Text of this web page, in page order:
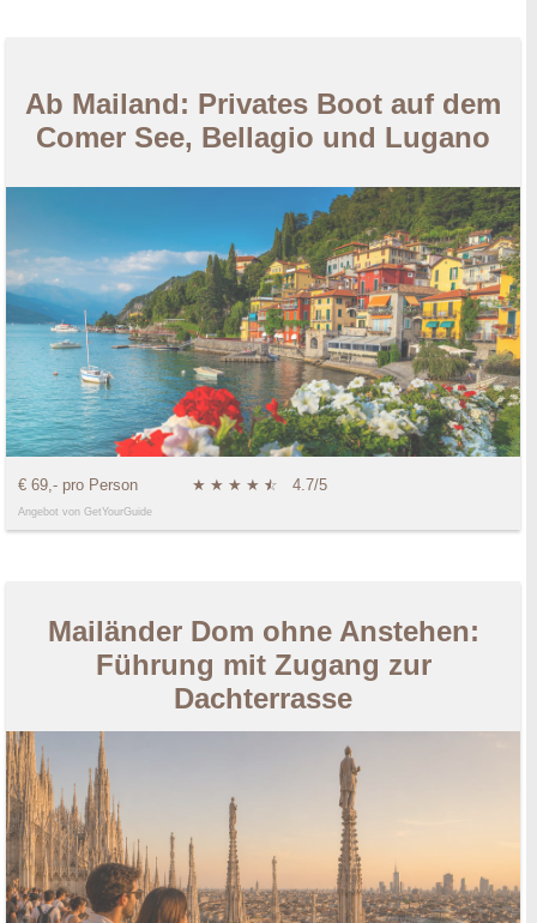
Ab Mailand: Privates Boot auf dem
Comer See, Bellagio und Lugano
€ 69,- pro Person ★ ★ ★ ★ ★
☆ 4.7/5
Angebot von GetYourGuide
Mailänder Dom ohne Anstehen:
Führung mit Zugang zur
Dachterrasse